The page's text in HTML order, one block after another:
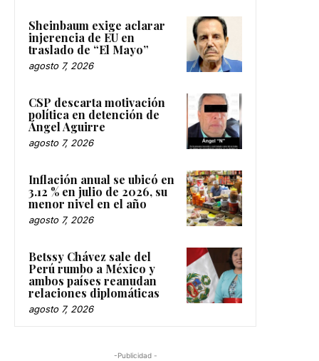
Sheinbaum exige aclarar
injerencia de EU en
traslado de “El Mayo”
agosto 7, 2026
CSP descarta motivación
política en detención de
Ángel Aguirre
agosto 7, 2026
Inflación anual se ubicó en
3.12 % en julio de 2026, su
menor nivel en el año
agosto 7, 2026
Betssy Chávez sale del
Perú rumbo a México y
ambos países reanudan
relaciones diplomáticas
agosto 7, 2026
-Publicidad -